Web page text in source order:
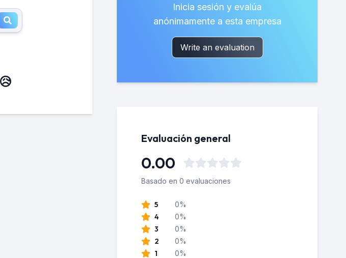
Inicia sesión y evalúa
anónimamente a esta empresa
Write an evaluation
Evaluación general
0.00
Basado en 0 evaluaciones
5 0%
4 0%
3 0%
2 0%
1 0%